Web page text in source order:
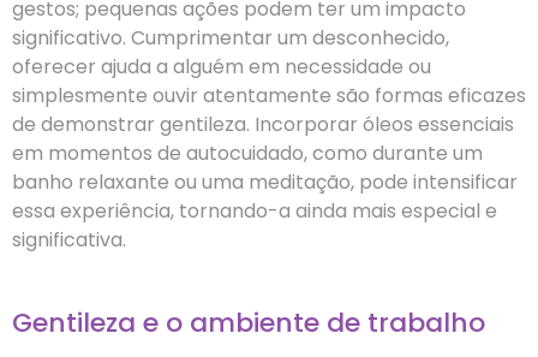
gestos; pequenas ações podem ter um impacto
significativo. Cumprimentar um desconhecido,
oferecer ajuda a alguém em necessidade ou
simplesmente ouvir atentamente são formas eficazes
de demonstrar gentileza. Incorporar óleos essenciais
em momentos de autocuidado, como durante um
banho relaxante ou uma meditação, pode intensificar
essa experiência, tornando-a ainda mais especial e
significativa.
Gentileza e o ambiente de trabalho